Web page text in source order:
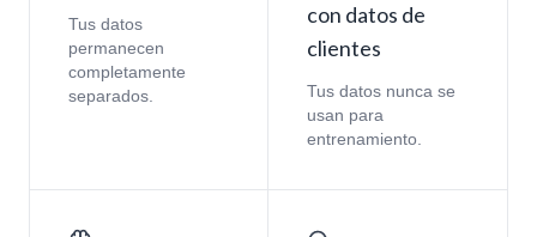
Tus datos
permanecen
completamente
separados.
con datos de
clientes
Tus datos nunca se
usan para
entrenamiento.